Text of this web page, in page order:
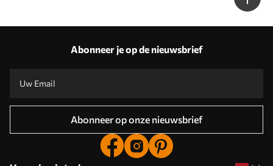
Abonneer je op de nieuwsbrief
Abonneer op onze nieuwsbrief